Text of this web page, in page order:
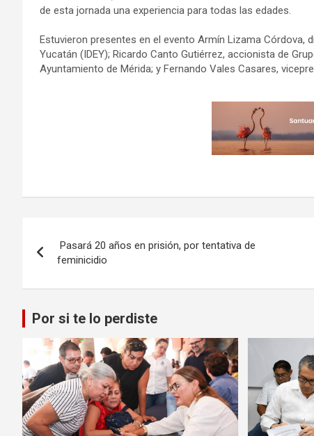
de esta jornada una experiencia para todas las edades.
Estuvieron presentes en el evento Armín Lizama Córdova,
Yucatán (IDEY); Ricardo Canto Gutiérrez, accionista de
Ayuntamiento de Mérida; y Fernando Vales Casares,
de
entradas
Pasará 20 años en prisión, por tentativa de
feminicidio
Por si te lo perdiste